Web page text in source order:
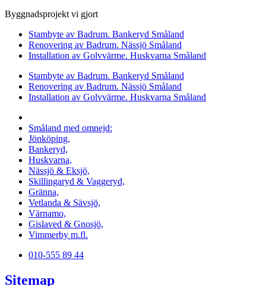
Byggnadsprojekt vi gjort
Stambyte av Badrum. Bankeryd Småland
Renovering av Badrum. Nässjö Småland
Installation av Golvvärme. Huskvarna Småland
Stambyte av Badrum. Bankeryd Småland
Renovering av Badrum. Nässjö Småland
Installation av Golvvärme. Huskvarna Småland
Småland med omnejd:
Jönköping,
Bankeryd,
Huskvarna,
Nässjö & Eksjö,
Skillingaryd & Vaggeryd,
Gränna,
Vetlanda & Sävsjö,
Värnamo,
Gislaved & Gnosjö,
Vimmerby m.fl.
010-555 89 44
Sitemap